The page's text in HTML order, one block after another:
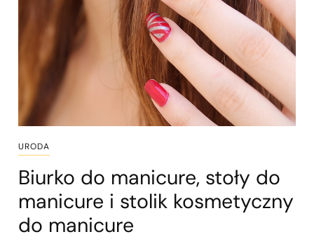
URODA
Biurko do manicure, stoły do
manicure i stolik kosmetyczny
do manicure